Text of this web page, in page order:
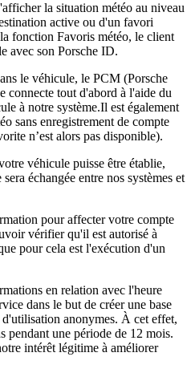
la situation météo au niveau
active ou d'un favori
fonction Favoris météo, le client
avec son Porsche ID.
le véhicule, le PCM (Porsche
connecte tout d'abord à l'aide du
à notre système.Il est également
sans enregistrement de compte
n’est alors pas disponible).
véhicule puisse être établie,
échangée entre nos systèmes et
pour affecter votre compte
vérifier qu'il est autorisé à
pour cela est l'exécution d'un
en relation avec l'heure
dans le but de créer une base
d'utilisation anonymes. À cet effet,
pendant une période de 12 mois.
intérêt légitime à améliorer